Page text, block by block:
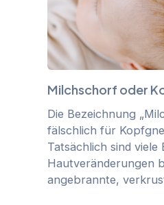
Milchschorf oder
Die Bezeichnung
fälschlich für
Tatsächlich sind viele
Hautveränderungen
angebrannte,